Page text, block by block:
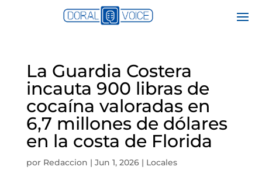
La Guardia Costera
incauta 900 libras de
cocaína valoradas en
6,7 millones de dólares
en la costa de Florida
por Redaccion | Jun 1, 2026| Locales